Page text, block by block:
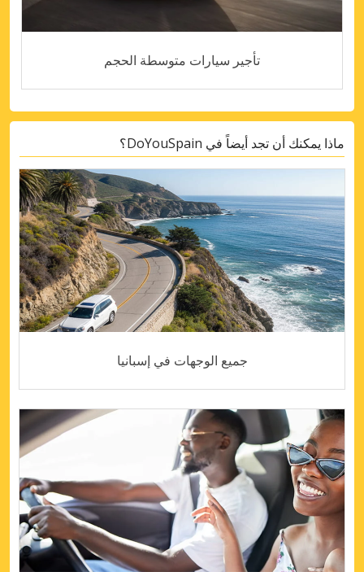
تأجير سيارات متوسطة الحجم
ماذا يمكنك أن تجد أيضاً في DoYouSpain؟
جميع الوجهات في إسبانيا